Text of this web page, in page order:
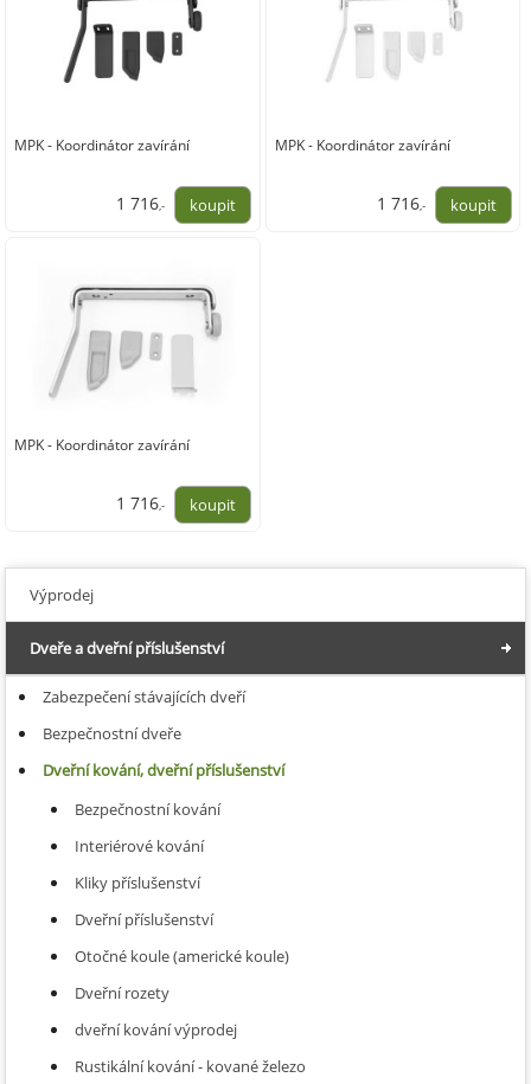
MPK - Koordinátor zavírání
1 716,-
MPK - Koordinátor zavírání
1 716,-
MPK - Koordinátor zavírání
1 716,-
Výprodej
Dveře a dveřní příslušenství
Zabezpečení stávajících dveří
Bezpečnostní dveře
Dveřní kování, dveřní příslušenství
Bezpečnostní kování
Interiérové kování
Kliky příslušenství
Dveřní příslušenství
Otočné koule (americké koule)
Dveřní rozety
dveřní kování výprodej
Rustikální kování - kované železo